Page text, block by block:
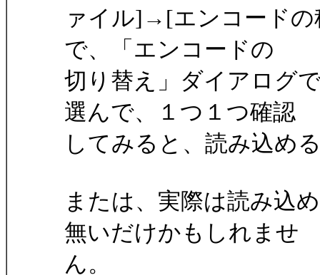
ァイル]→[エンコードの
で、「エンコードの
切り替え」ダイアログ
選んで、１つ１つ確認
してみると、読み込め
または、実際は読み込
無いだけかもしれませ
ん。